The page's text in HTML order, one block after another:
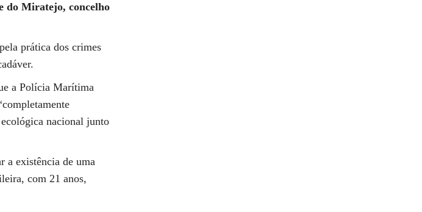
do Miratejo, concelho
prática dos crimes
a Polícia Marítima
nacional junto
a existência de uma
com 21 anos,